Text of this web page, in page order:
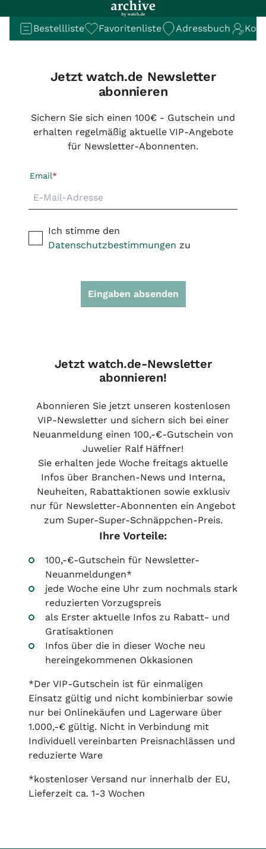
Bestellliste Favoritenliste Adressbuch
Jetzt watch.de Newsletter
abonnieren
Sichern Sie sich einen 100€ - Gutschein und
erhalten regelmäßig aktuelle VIP-Angebote
für Newsletter-Abonnenten.
Email
Ich stimme den
Datenschutzbestimmungen zu
Eingaben absenden
Jetzt watch.de-Newsletter
abonnieren!
Abonnieren Sie jetzt unseren kostenlosen
VIP-Newsletter und sichern sich bei einer
Neuanmeldung einen 100,-€-Gutschein von
Juwelier Ralf Häffner!
Sie erhalten jede Woche freitags aktuelle
Infos über Branchen-News und Interna,
Neuheiten, Rabattaktionen sowie exklusiv
nur für Newsletter-Abonnenten ein Angebot
zum Super-Super-Schnäppchen-Preis.
Ihre Vorteile:
100,-€-Gutschein für Newsletter-
Neuanmeldungen*
jede Woche eine Uhr zum nochmals stark
reduzierten Vorzugspreis
als Erster aktuelle Infos zu Rabatt- und
Gratisaktionen
Infos über die in dieser Woche neu
hereingekommenen Okkasionen
*Der VIP-Gutschein ist für einmaligen
Einsatz gültig und nicht kombinierbar sowie
nur bei Onlinekäufen und Lagerware über
1.000,-€ gültig. Nicht in Verbindung mit
Individuell vereinbarten Preisnachlässen und
reduzierte Ware
*kostenloser Versand nur innerhalb der EU,
Lieferzeit ca. 1-3 Wochen